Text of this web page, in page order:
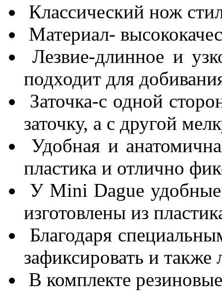
Классический нож
Материал-
Лезвие-длинное и
подходит для
Заточка-с одной
заточку, а с другой
Удобная и
пластика и отлично
У Mini Dague
изготовлены из
Благодаря
зафиксировать и также
В комплекте